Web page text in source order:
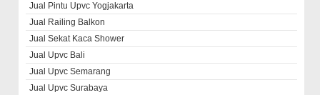
Jual Pintu Upvc Yogjakarta
Jual Railing Balkon
Jual Sekat Kaca Shower
Jual Upvc Bali
Jual Upvc Semarang
Jual Upvc Surabaya